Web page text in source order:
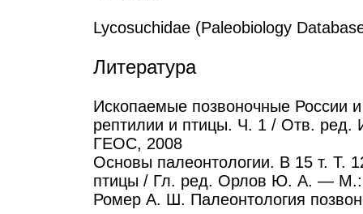
Lycosuchidae (Paleobiology
Литература
Ископаемые позвоночные России
рептилии и птицы. Ч. 1 / Отв.
ГЕОС, 2008
Основы палеонтологии. В 15 т. Т.
птицы / Гл. ред. Орлов Ю. А. — М.:
Ромер А. Ш. Палеонтология